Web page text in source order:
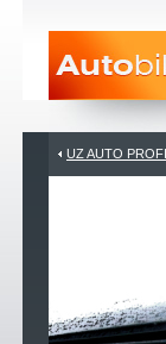
UZ AUTO